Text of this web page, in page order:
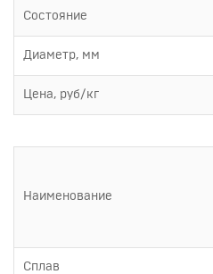
Состояние
Диаметр, мм
Цена, руб/кг
Наименование
Сплав